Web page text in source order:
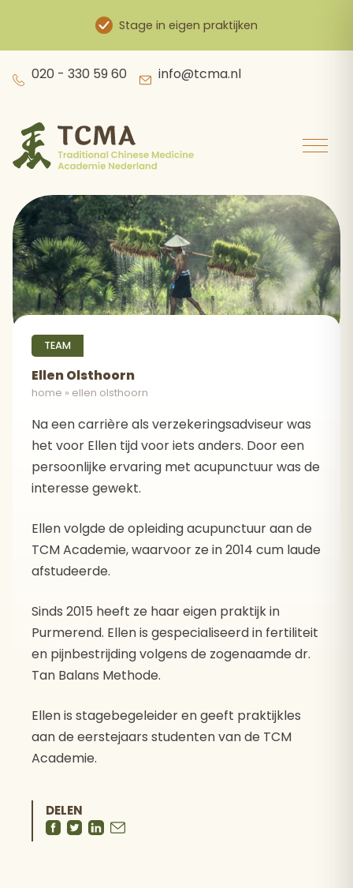
Stage in eigen praktijken
020 - 330 59 60 info@tcma.nl
TEAM
Ellen Olsthoorn
home » ellen olsthoorn
Na een carrière als verzekeringsadviseur was
het voor Ellen tijd voor iets anders. Door een
persoonlijke ervaring met acupunctuur was de
interesse gewekt.
Ellen volgde de opleiding acupunctuur aan de
TCM Academie, waarvoor ze in 2014 cum laude
afstudeerde.
Sinds 2015 heeft ze haar eigen praktijk in
Purmerend. Ellen is gespecialiseerd in fertiliteit
en pijnbestrijding volgens de zogenaamde dr.
Tan Balans Methode.
Ellen is stagebegeleider en geeft praktijkles
aan de eerstejaars studenten van de TCM
Academie.
DELEN